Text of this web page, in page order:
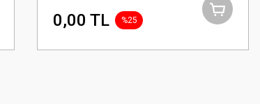
0,00 TL %25